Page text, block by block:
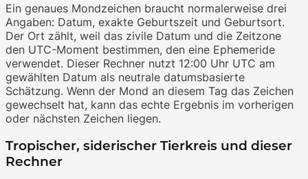
Ein genaues Mondzeichen braucht normalerweise drei
Angaben: Datum, exakte Geburtszeit und Geburtsort.
Der Ort zählt, weil das zivile Datum und die Zeitzone
den UTC-Moment bestimmen, den eine Ephemeride
verwendet. Dieser Rechner nutzt 12:00 Uhr UTC am
gewählten Datum als neutrale datumsbasierte
Schätzung. Wenn der Mond an diesem Tag das Zeichen
gewechselt hat, kann das echte Ergebnis im vorherigen
oder nächsten Zeichen liegen.
Tropischer, siderischer Tierkreis und dieser
Rechner